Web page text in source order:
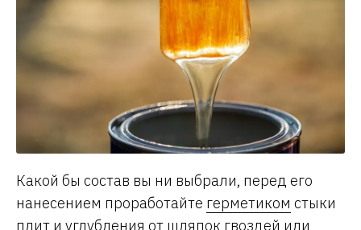
Какой бы состав вы ни выбрали, перед его
нанесением проработайте герметиком стыки
плит и углубления от шляпок гвоздей или